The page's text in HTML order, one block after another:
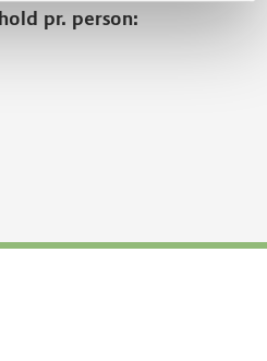
pr. person: